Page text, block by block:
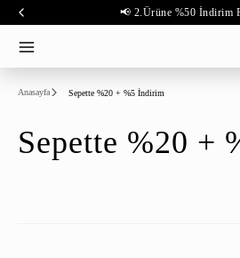
📢 2.Ürüne %50 İndirim
Anasayfa Sepette %20 + %5 İndirim
Sepette %20 +